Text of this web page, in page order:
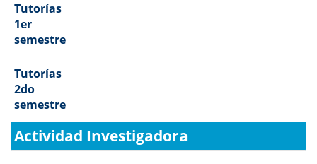
Tutorías
1er
semestre
Tutorías
2do
semestre
Actividad Investigadora